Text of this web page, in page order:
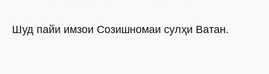
Шуд пайи имзои Созишномаи сулҳи Ватан.